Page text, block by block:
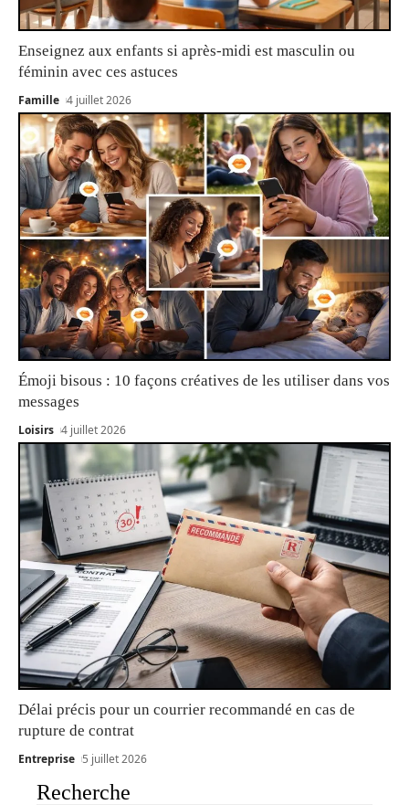
Enseignez aux enfants si après-midi est masculin ou
féminin avec ces astuces
Famille 4 juillet 2026
Émoji bisous : 10 façons créatives de les utiliser dans vos
messages
Loisirs 4 juillet 2026
Délai précis pour un courrier recommandé en cas de
rupture de contrat
Entreprise 5 juillet 2026
Recherche